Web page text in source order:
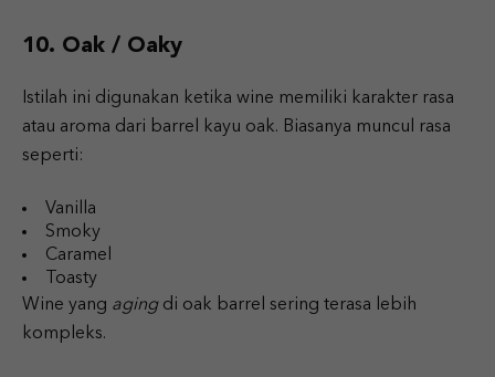
10. Oak / Oaky
Istilah ini digunakan ketika wine memiliki karakter rasa
atau aroma dari barrel kayu oak. Biasanya muncul rasa
seperti:
Vanilla
Smoky
Caramel
Toasty
Wine yang aging di oak barrel sering terasa lebih
kompleks.